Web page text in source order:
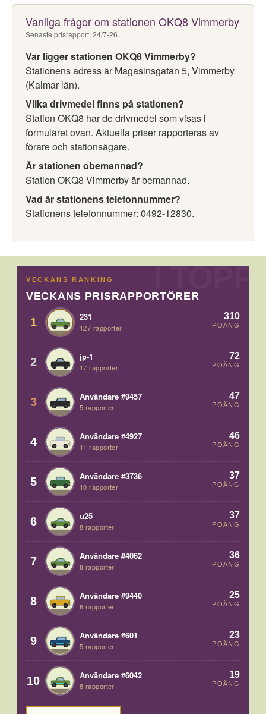
Vanliga frågor om stationen OKQ8 Vimmerby
Senaste prisrapport: 24/7-26.
Var ligger stationen OKQ8 Vimmerby?
Stationens adress är Magasinsgatan 5, Vimmerby
(Kalmar län).
Vilka drivmedel finns på stationen?
Station OKQ8 har de drivmedel som visas i
formuläret ovan. Aktuella priser rapporteras av
förare och stationsägare.
Är stationen obemannad?
Station OKQ8 Vimmerby är bemannad.
Vad är stationens telefonnummer?
Stationens telefonnummer: 0492-12830.
VECKANS RANKING
VECKANS PRISRAPPORTÖRER
1 231
127 rapporter
310
POÄNG
2 jp-1
17 rapporter
72
POÄNG
3 Användare #9457
5 rapporter
47
POÄNG
4 Användare #4927
11 rapporter
46
POÄNG
5 Användare #3736
10 rapporter
37
POÄNG
6 u25
8 rapporter
37
POÄNG
7 Användare #4062
8 rapporter
36
POÄNG
8 Användare #9440
6 rapporter
25
POÄNG
9 Användare #601
5 rapporter
23
POÄNG
10 Användare #6042
8 rapporter
19
POÄNG